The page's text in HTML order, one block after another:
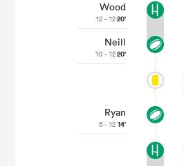
Wood
12 - 1220'
Neill
10 - 1220'
Ryan
5 - 12 14'